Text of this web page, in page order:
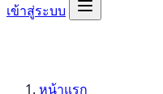
เข้าสู่ระบบ
หน้าแรก